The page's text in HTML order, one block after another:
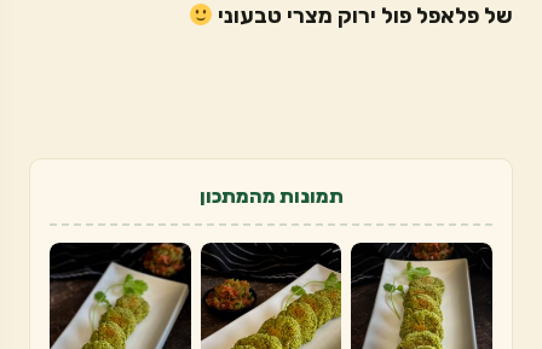
של פלאפל פול ירוק מצרי טבעוני
תמונות מהמתכון